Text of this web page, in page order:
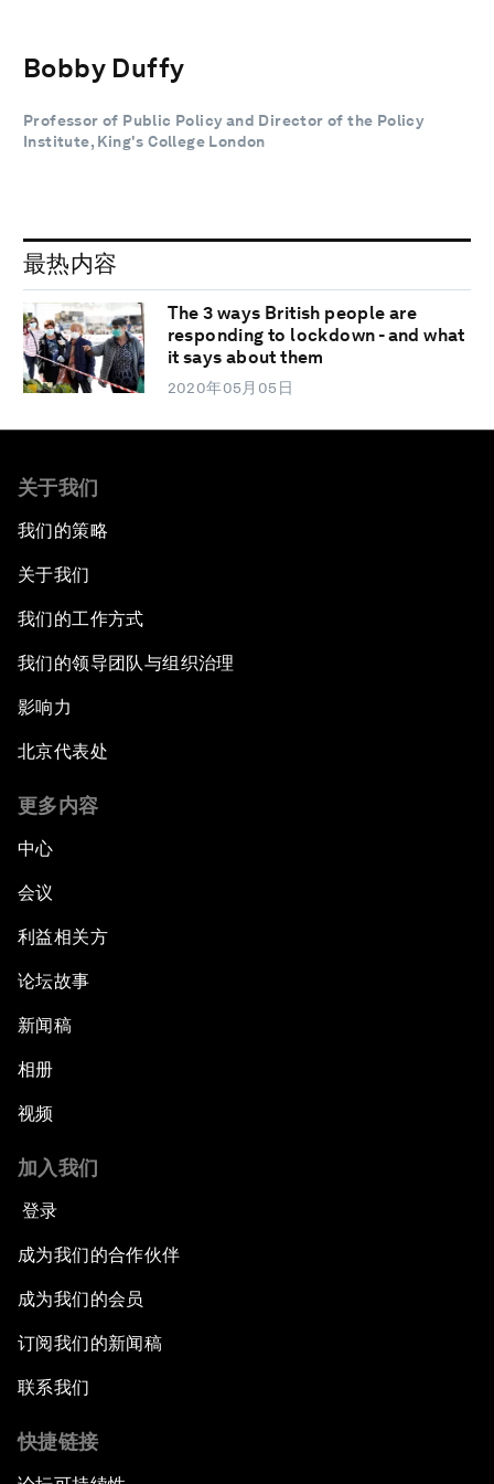
Bobby Duffy
Professor of Public Policy and Director of the Policy
Institute, King's College London
最热内容
The 3 ways British people are
responding to lockdown - and what
it says about them
2020年05月05日
关于我们
我们的策略
关于我们
我们的工作方式
我们的领导团队与组织治理
影响力
北京代表处
更多内容
中心
会议
利益相关方
论坛故事
新闻稿
相册
视频
加入我们
登录
成为我们的合作伙伴
成为我们的会员
订阅我们的新闻稿
联系我们
快捷链接